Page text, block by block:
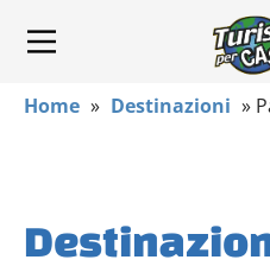
Home » Destinazioni »